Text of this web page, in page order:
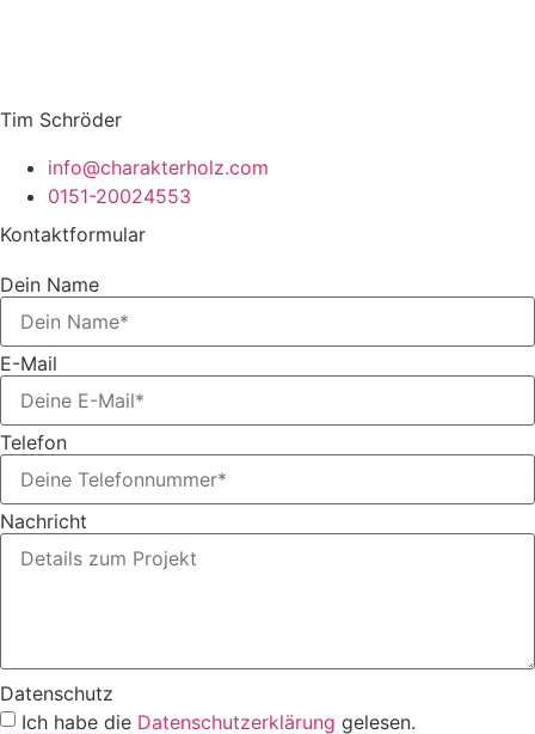
Tim Schröder
info@charakterholz.com
0151-20024553
Kontaktformular
Dein Name
E-Mail
Telefon
Nachricht
Datenschutz
Ich habe die Datenschutzerklärung gelesen.